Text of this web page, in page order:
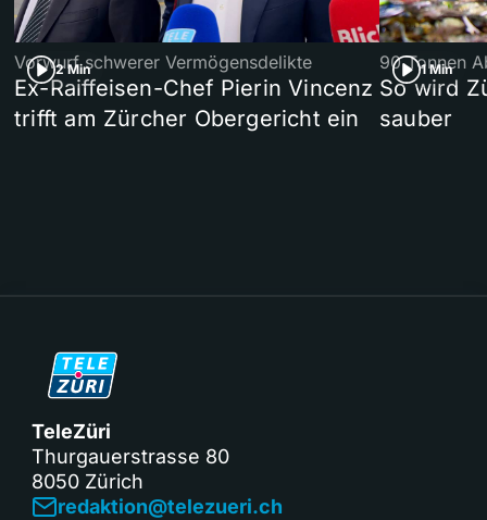
2 Min
Vorwurf schwerer Vermögensdelikte
Ex-Raiffeisen-Chef Pierin Vincenz
trifft am Zürcher Obergericht ein
1 Min
90 Tonnen
So wird
sauber
TeleZüri
Thurgauerstrasse 80
8050 Zürich
redaktion@telezueri.ch